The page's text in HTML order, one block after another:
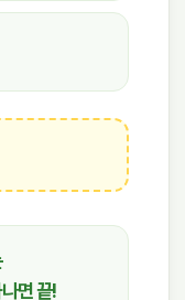
면 끝!